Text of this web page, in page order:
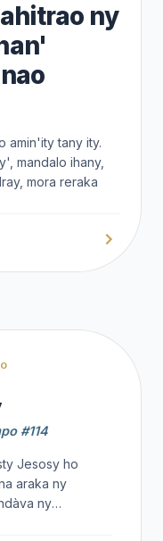
ny
amin'ity tany ity.
mandalo ihany,
mora reraka
#114
Jesosy ho
araka ny
ny